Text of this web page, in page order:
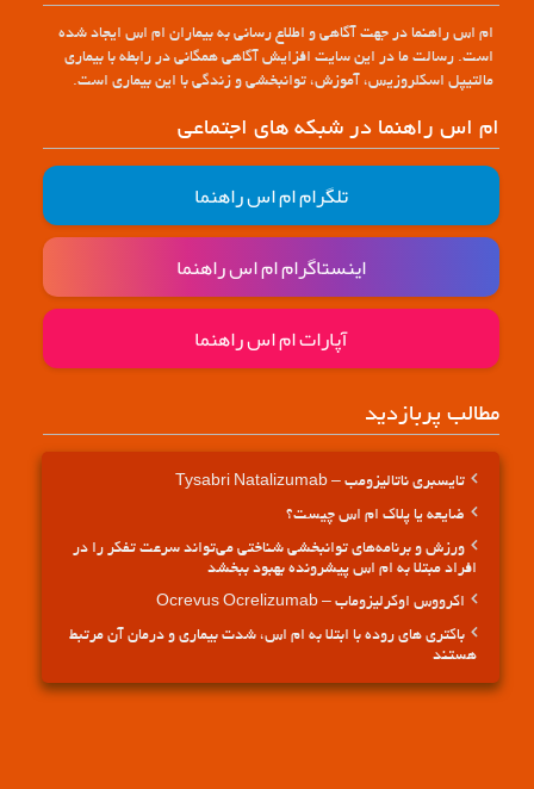
ام اس راهنما در جهت آگاهی و اطلاع رسانی به بیماران ام اس ایجاد شده
است. رسالت ما در این سایت افزایش آگاهی همگانی در رابطه با بیماری
مالتیپل اسکلروزیس، آموزش، توانبخشی و زندگی با این بیماری است.
ام اس راهنما در شبکه های اجتماعی
تلگرام ام اس راهنما
اینستاگرام ام اس راهنما
آپارات ام اس راهنما
مطالب پربازدید
تایسبری ناتالیزومب – Tysabri Natalizumab
ضایعه یا پلاک ام اس چیست؟
ورزش و برنامه‌های توانبخشی شناختی می‌تواند سرعت تفکر را در
افراد مبتلا به ام اس پیشرونده بهبود ببخشد
اکرووس اوکرلیزوماب – Ocrevus Ocrelizumab
باکتری های روده با ابتلا به ام اس، شدت بیماری و درمان آن مرتبط
هستند